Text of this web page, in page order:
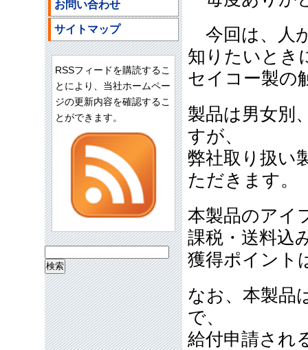
今回は、人
知りたいとき
セイコー製の
製品は男女別
すが、
弊社取り扱い
ただきます。
本製品のアイ
課税・送料込
獲得ポイント
なお、本製品
で、
給付申請され
お問い合わせ
サイトマップ
RSSフィードを購読するこ
とにより、当社ホームペー
ジの更新内容を確認するこ
とができます。
索: